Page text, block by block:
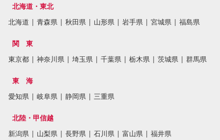
北海道・東北
北海道 | 青森県 | 秋田県 | 山形県 | 岩手県 | 宮城県 | 福島県
関 東
東京都 | 神奈川県 | 埼玉県 | 千葉県 | 栃木県 | 茨城県 | 群馬県
東 海
愛知県 | 岐阜県 | 静岡県 | 三重県
北陸・甲信越
新潟県 | 山梨県 | 長野県 | 石川県 | 富山県 | 福井県